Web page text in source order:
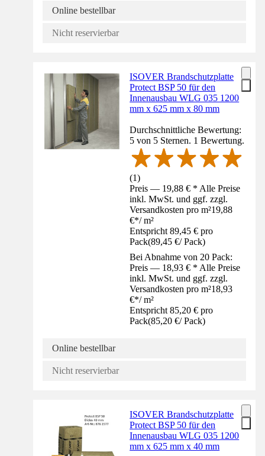
Online bestellbar
Nicht reservierbar
ISOVER Brandschutzplatte
Protect BSP 50 für den
Innenausbau WLG 035 1200
mm x 625 mm x 80 mm
Durchschnittliche Bewertung:
5 von 5 Sternen. 1 Bewertung.
(1)
Preis — 19,88 € * Alle Preise
inkl. MwSt. und ggf. zzgl.
Versandkosten pro m²19,88
€*/ m²
Entspricht 89,45 € pro
Pack(89,45 €/ Pack)
Bei Abnahme von 20 Pack:
Preis — 18,93 € * Alle Preise
inkl. MwSt. und ggf. zzgl.
Versandkosten pro m²18,93
€*/ m²
Entspricht 85,20 € pro
Pack(85,20 €/ Pack)
Online bestellbar
Nicht reservierbar
ISOVER Brandschutzplatte
Protect BSP 50 für den
Innenausbau WLG 035 1200
mm x 625 mm x 40 mm